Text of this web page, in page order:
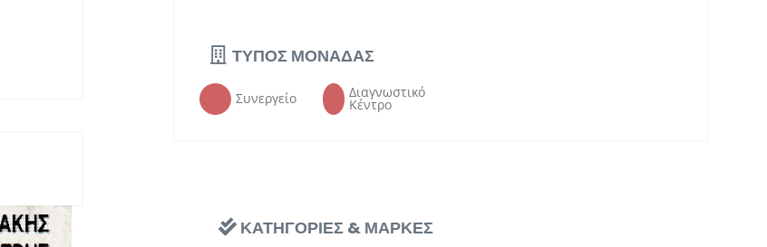
ΤΥΠΟΣ ΜΟΝΑΔΑΣ
Συνεργείο Διαγνωστικό
Κέντρο
ΚΑΤΗΓΟΡΙΕΣ & ΜΑΡΚΕΣ